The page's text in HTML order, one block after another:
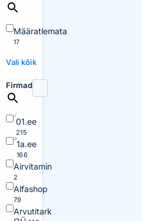
Määratlemata
17
Vali kõik
Firmad
01.ee
215
1a.ee
166
Airvitamin
2
Alfashop
79
Arvutitark